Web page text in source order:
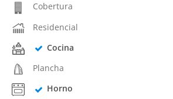
Cobertura
Residencial
Cocina
Plancha
Horno